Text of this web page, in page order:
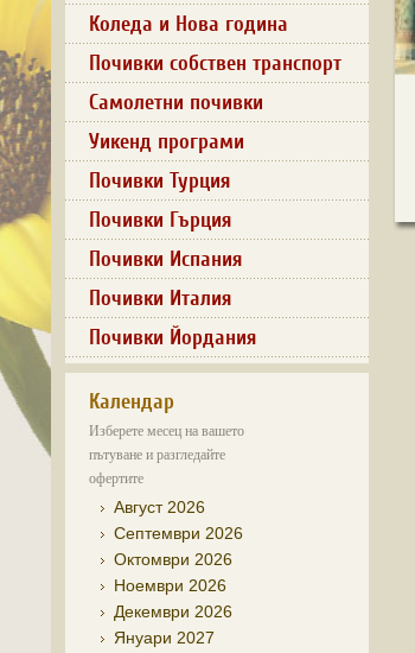
Коледа и Нова година
Почивки собствен транспорт
Самолетни почивки
Уикенд програми
Почивки Турция
Почивки Гърция
Почивки Испания
Почивки Италия
Почивки Йордания
Календар
Изберете месец на вашето
пътуване и разгледайте
офертите
Август 2026
Септември 2026
Октомври 2026
Ноември 2026
Декември 2026
Януари 2027